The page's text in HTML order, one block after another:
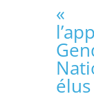
«
élus